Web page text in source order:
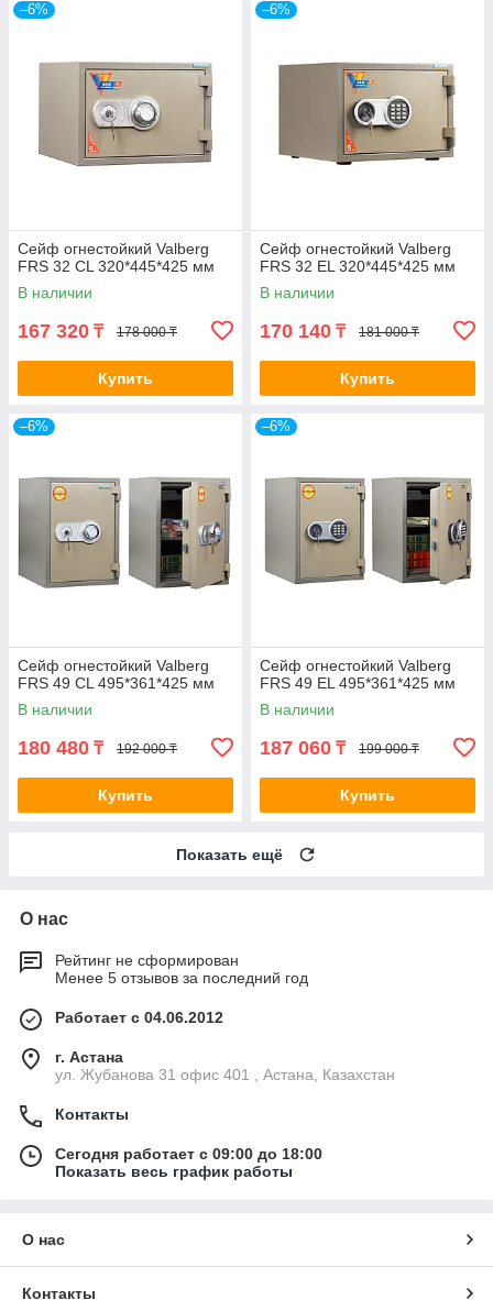
–6%
Сейф огнестойкий Valberg
FRS 32 CL 320*445*425 мм
В наличии
167 320 ₸ 178 000 ₸
Купить
–6%
Сейф огнестойкий Valberg
FRS 32 EL 320*445*425 мм
В наличии
170 140 ₸ 181 000 ₸
Купить
–6%
Сейф огнестойкий Valberg
FRS 49 CL 495*361*425 мм
В наличии
180 480 ₸ 192 000 ₸
Купить
–6%
Сейф огнестойкий Valberg
FRS 49 EL 495*361*425 мм
В наличии
187 060 ₸ 199 000 ₸
Купить
Показать ещё
О нас
Рейтинг не сформирован
Менее 5 отзывов за последний год
Работает с 04.06.2012
г. Астана
ул. Жубанова 31 офис 401 , Астана, Казахстан
Контакты
Сегодня работает с 09:00 до 18:00
Показать весь график работы
О нас
Контакты